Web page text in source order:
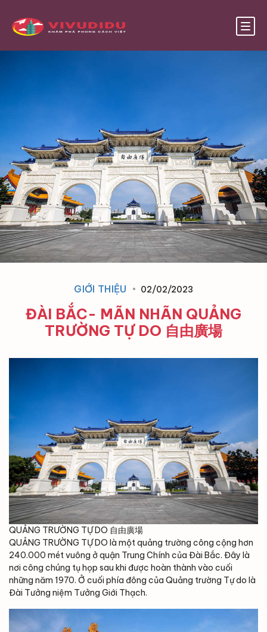
GIỚI THIỆU 02/02/2023
ĐÀI BẮC- MÃN NHÃN QUẢNG
TRƯỜNG TỰ DO 自由廣場
QUẢNG TRƯỜNG TỰ DO 自由廣場
QUẢNG TRƯỜNG TỰ DO là một quảng trường công cộng hơn
240.000 mét vuông ở quận Trung Chính của Đài Bắc. Đây là
nơi công chúng tụ họp sau khi được hoàn thành vào cuối
những năm 1970. Ở cuối phía đông của Quảng trường Tự do là
Đài Tưởng niệm Tưởng Giới Thạch.